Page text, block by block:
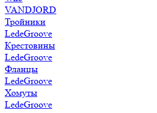
VANDJORD
Тройники
LedeGroove
Крестовины
LedeGroove
Фланцы
LedeGroove
Хомуты
LedeGroove